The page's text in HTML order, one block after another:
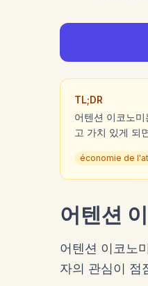
TL;DR
어텐션 이코노
고 가치 있게 되
économie de
어텐션
어텐션 이코노
자의 관심이 점